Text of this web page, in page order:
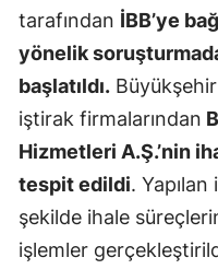
tarafından İBB’ye
yönelik
başlatıldı. Büyükşehir
iştirak firmalarından
Hizmetleri A.Ş.’nin
tespit edildi.
şekilde ihale
işlemler